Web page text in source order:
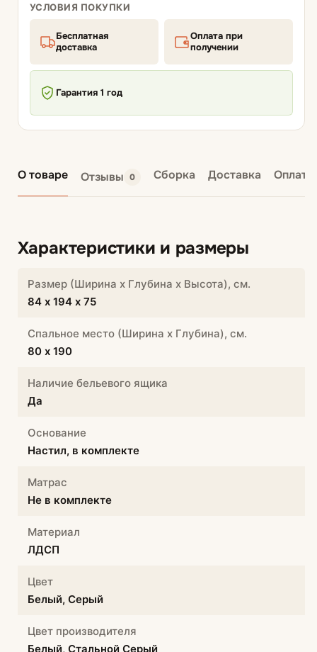
УСЛОВИЯ ПОКУПКИ
Бесплатная
доставка
Оплата при
получении
Гарантия 1 год
О товаре Отзывы 0 Сборка Доставка Оплата
Характеристики и размеры
Размер (Ширина х Глубина х Высота), см.
84 х 194 х 75
Спальное место (Ширина х Глубина), см.
80 х 190
Наличие бельевого ящика
Да
Основание
Настил, в комплекте
Матрас
Не в комплекте
Материал
ЛДСП
Цвет
Белый, Серый
Цвет производителя
Белый, Стальной Серый